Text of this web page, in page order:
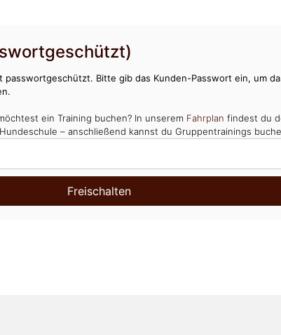
passwortgeschützt. Bitte gib das Kunden-Passwort ein, um
ein Training buchen? In unserem Fahrplan findest du
– anschließend kannst du Gruppentrainings
Freischalten